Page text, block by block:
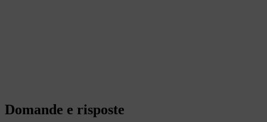
Domande e risposte